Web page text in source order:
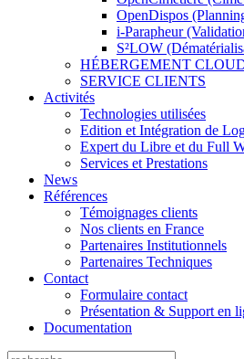
OpenDispos
i-Parapheur
S²LOW
HÉBERGEMENT
SERVICE CLIENTS
Activités
Technologies utilisées
Edition et Intégration de
Expert du Libre et du Full
Services et Prestations
News
Références
Témoignages clients
Nos clients en France
Partenaires Institutionnels
Partenaires Techniques
Contact
Formulaire contact
Présentation & Support en
Documentation